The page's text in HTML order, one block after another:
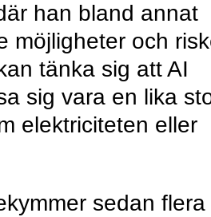
han bland annat
möjligheter och
tänka sig att AI
sig vara en lika
elektriciteten eller
sedan flera